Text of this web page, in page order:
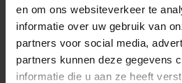
en om ons websiteverkeer te
informatie over uw gebruik van
partners voor social media,
partners kunnen deze gegevens
informatie die u aan ze heeft
Meba Solution LED
3000K/4000K/6000K
Philips Certadrive
Op voorraad